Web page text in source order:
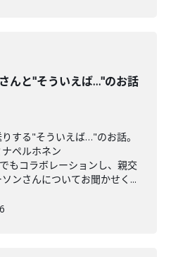
んと"そういえば…"のお話
する"そういえば…"のお話。
ペルホネン
もコラボレーションし、親交
ンさんについてお聞かせく...